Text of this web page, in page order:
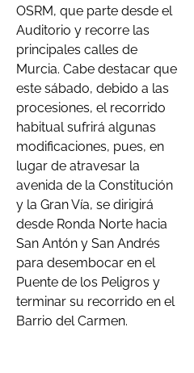
OSRM, que parte desde el
Auditorio y recorre las
principales calles de
Murcia. Cabe destacar que
este sábado, debido a las
procesiones, el recorrido
habitual sufrirá algunas
modificaciones, pues, en
lugar de atravesar la
avenida de la Constitución
y la Gran Vía, se dirigirá
desde Ronda Norte hacia
San Antón y San Andrés
para desembocar en el
Puente de los Peligros y
terminar su recorrido en el
Barrio del Carmen.